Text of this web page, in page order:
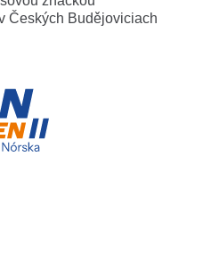
Českých Budějoviciach